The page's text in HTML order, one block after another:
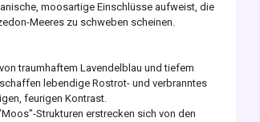
moosartige Einschlüsse aufweist, die
Meeres zu schweben scheinen.
traumhaftem Lavendelblau und tiefem
lebendige Rostrot- und verbranntes
feurigen Kontrast.
Strukturen erstrecken sich von den